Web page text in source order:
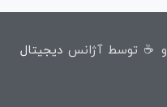
☕ توسط آژانس دیجیتال